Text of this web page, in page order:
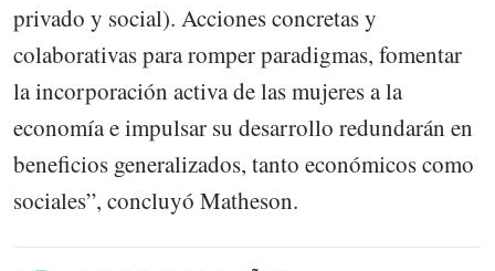
privado y social). Acciones concretas y
colaborativas para romper paradigmas, fomentar
la incorporación activa de las mujeres a la
economía e impulsar su desarrollo redundarán en
beneficios generalizados, tanto económicos como
sociales”, concluyó Matheson.